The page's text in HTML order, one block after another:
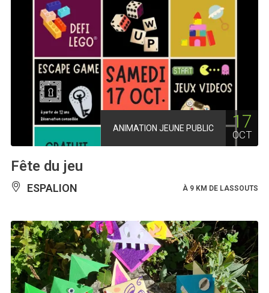
ANIMATION JEUNE PUBLIC 17
OCT
Fête du jeu
ESPALION À 9 KM DE LASSOUTS